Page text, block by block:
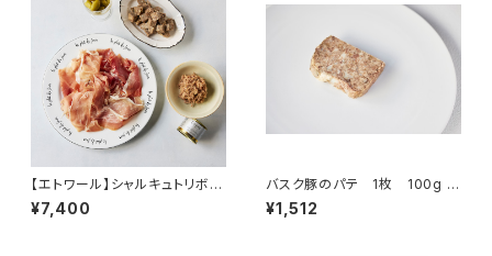
【エトワール】シャルキュトリボッ
クス
¥7,400
バスク豚のパテ 1枚 100g ＜
ピエール・オテイザ＞(フランス・
バスク)
¥1,512